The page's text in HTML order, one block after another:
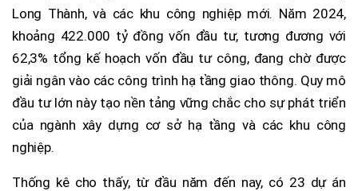
Long Thành, và các khu công nghiệp mới. Năm 2024,
khoảng 422.000 tỷ đồng vốn đầu tư, tương đương với
62,3% tổng kế hoạch vốn đầu tư công, đang chờ được
giải ngân vào các công trình hạ tầng giao thông. Quy mô
đầu tư lớn này tạo nền tảng vững chắc cho sự phát triển
của ngành xây dựng cơ sở hạ tầng và các khu công
nghiệp.
Thống kê cho thấy, từ đầu năm đến nay, có 23 dự án